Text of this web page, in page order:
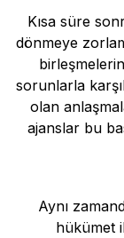
Kısa süre
dönmeye
sorunlarla
olan
ajanslar bu
Aynı
hükümet